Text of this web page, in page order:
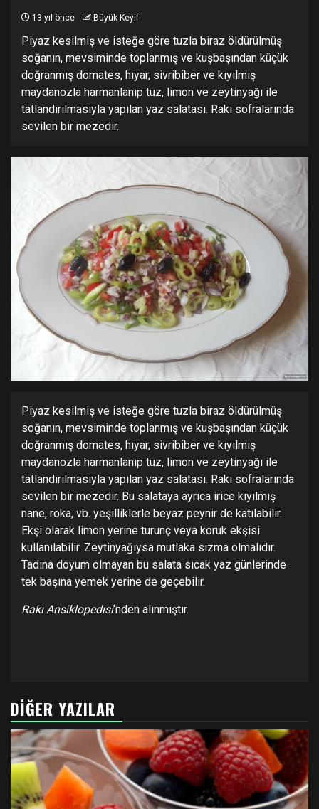
13 yıl önce Büyük Keyif
Piyaz kesilmiş ve isteğe göre tuzla biraz öldürülmüş
soğanın, mevsiminde toplanmış ve kuşbaşından küçük
doğranmış domates, hıyar, sivribiber ve kıyılmış
maydanozla harmanlanıp tuz, limon ve zeytinyağı ile
tatlandırılmasıyla yapılan yaz salatası. Rakı sofralarında
sevilen bir mezedir.
Piyaz kesilmiş ve isteğe göre tuzla biraz öldürülmüş
soğanın, mevsiminde toplanmış ve kuşbaşından küçük
doğranmış domates, hıyar, sivribiber ve kıyılmış
maydanozla harmanlanıp tuz, limon ve zeytinyağı ile
tatlandırılmasıyla yapılan yaz salatası. Rakı sofralarında
sevilen bir mezedir. Bu salataya ayrıca irice kıyılmış
nane, roka, vb. yeşilliklerle beyaz peynir de katılabilir.
Ekşi olarak limon yerine turunç veya koruk ekşisi
kullanılabilir. Zeytinyağıysa mutlaka sızma olmalıdır.
Tadına doyum olmayan bu salata sıcak yaz günlerinde
tek başına yemek yerine de geçebilir.
Rakı Ansiklopedisi‘nden alınmıştır.
DIĞER YAZILAR